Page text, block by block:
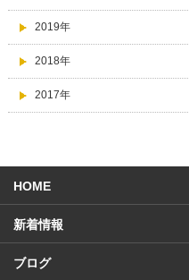
2019年
2018年
2017年
HOME
新着情報
ブログ